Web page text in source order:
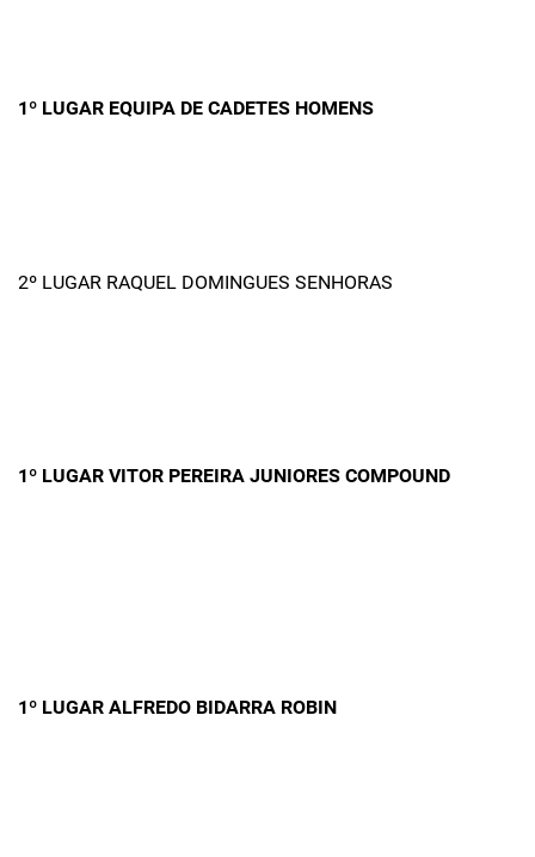
1º LUGAR EQUIPA DE CADETES HOMENS
2º LUGAR RAQUEL DOMINGUES SENHORAS
1º LUGAR VITOR PEREIRA JUNIORES COMPOUND
1º LUGAR ALFREDO BIDARRA ROBIN